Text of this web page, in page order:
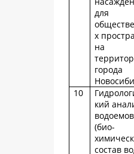
для
х
на
города
10
кий
водоемов
(био-
состав